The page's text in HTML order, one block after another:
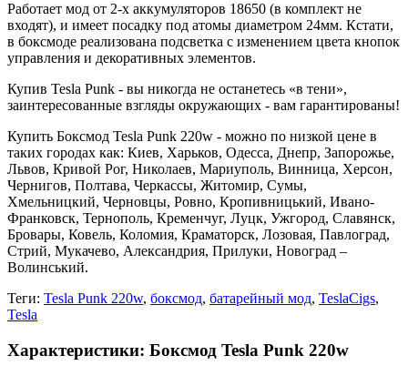
Работает мод от 2-х аккумуляторов 18650 (в комплект не
входят), и имеет посадку под атомы диаметром 24мм. Кстати,
в боксмоде реализована подсветка с изменением цвета кнопок
управления и декоративных элементов.
Купив Tesla Punk - вы никогда не останетесь «в тени»,
заинтересованные взгляды окружающих - вам гарантированы!
Купить Боксмод Tesla Punk 220w - можно по низкой цене в
таких городах как: Киев, Харьков, Одесса, Днепр, Запорожье,
Львов, Кривой Рог, Николаев, Мариуполь, Винница, Херсон,
Чернигов, Полтава, Черкассы, Житомир, Сумы,
Хмельницкий, Черновцы, Ровно, Кропивницький, Ивано-
Франковск, Тернополь, Кременчуг, Луцк, Ужгород, Славянск,
Бровары, Ковель, Коломия, Краматорск, Лозовая, Павлоград,
Стрий, Мукачево, Александрия, Прилуки, Новоград –
Волинський.
Теги: Tesla Punk 220w, боксмод, батарейный мод, TeslaCigs,
Tesla
Характеристики: Боксмод Tesla Punk 220w